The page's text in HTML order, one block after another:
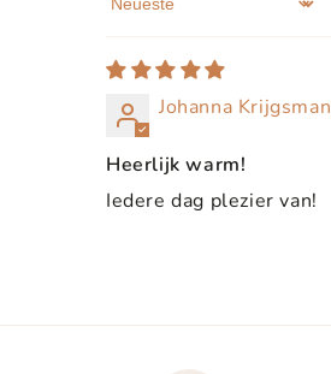
Sort by
Johanna Krijgsman
Heerlijk warm!
Iedere dag plezier van!